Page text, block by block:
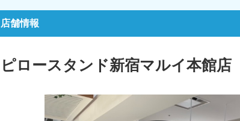
店舗情報
ピロースタンド新宿マルイ本館店